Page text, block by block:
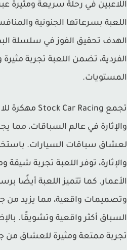
في رحلة سريعة ومثيرة عبر
بسرعاتها الجنونية
تحقيق الفوز في سلسلة
تضمن اللعبة تجربة مثيرة
في عالم السباقات، مما
سباقات السيارات.
توفر اللعبة تجربة شيقة
كما تتميز اللعبة أيضًا
واقعية، مما يزيد من
أكثر واقعية وتشويقًا.
ممتعة ومثيرة للعشاق من